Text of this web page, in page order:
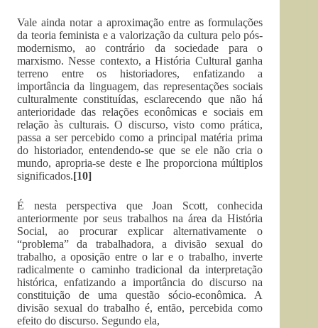
Vale ainda notar a aproximação entre as formulações
da teoria feminista e a valorização da cultura pelo pós-
modernismo, ao contrário da sociedade para o
marxismo. Nesse contexto, a História Cultural ganha
terreno entre os historiadores, enfatizando a
importância da linguagem, das representações sociais
culturalmente constituídas, esclarecendo que não há
anterioridade das relações econômicas e sociais em
relação às culturais. O discurso, visto como prática,
passa a ser percebido como a principal matéria prima
do historiador, entendendo-se que se ele não cria o
mundo, apropria-se deste e lhe proporciona múltiplos
significados.[10]
É nesta perspectiva que Joan Scott, conhecida
anteriormente por seus trabalhos na área da História
Social, ao procurar explicar alternativamente o
“problema” da trabalhadora, a divisão sexual do
trabalho, a oposição entre o lar e o trabalho, inverte
radicalmente o caminho tradicional da interpretação
histórica, enfatizando a importância do discurso na
constituição de uma questão sócio-econômica. A
divisão sexual do trabalho é, então, percebida como
efeito do discurso. Segundo ela,